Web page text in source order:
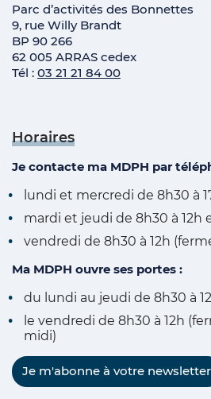
Parc d’activités des Bonnettes
9, rue Willy Brandt
BP 90 266
62 005 ARRAS cedex
Tél : 03 21 21 84 00
Horaires
Je contacte ma MDPH par
lundi et mercredi de 8h30 à
mardi et jeudi de 8h30 à 12h
vendredi de 8h30 à 12h
Ma MDPH ouvre ses portes :
du lundi au jeudi de 8h30 à
le vendredi de 8h30 à 12h
midi)
Je m'abonne à votre newsletter